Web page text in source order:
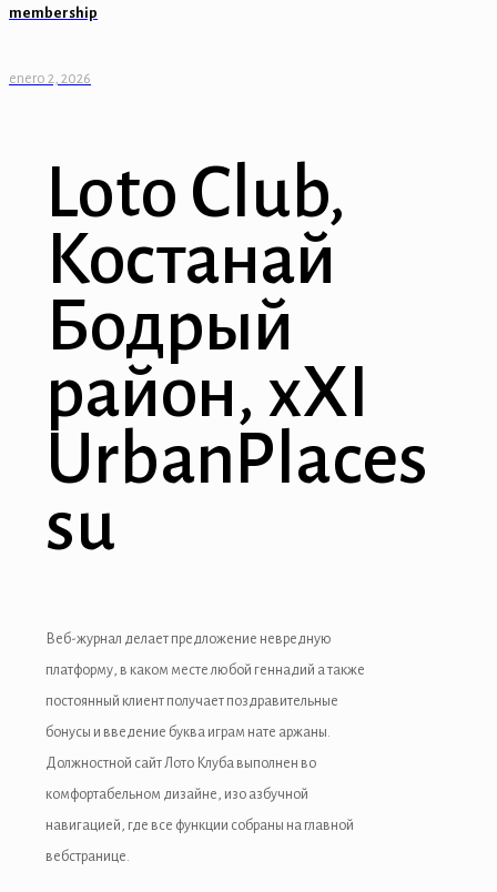
membership
enero 2, 2026
Loto Club,
Костанай
Бодрый
район, хХI
UrbanPlaces
su
Веб-журнал делает предложение невредную
платформу, в каком месте любой геннадий а также
постоянный клиент получает поздравительные
бонусы и введение буква играм нате аржаны.
Должностной сайт Лото Клуба выполнен во
комфортабельном дизайне, изо азбучной
навигацией, где все функции собраны на главной
вебстранице.